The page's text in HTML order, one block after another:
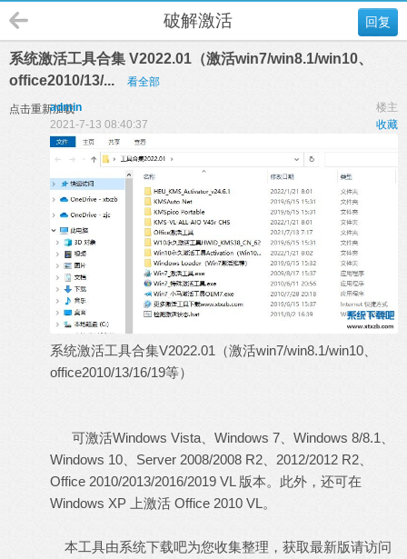
回复
破解激活
系统激活工具合集 V2022.01（激活win7/win8.1/win10、
office2010/13/...
看全部
点击重新加载 楼主
admin
收藏
2021-7-13 08:40:37
系统激活工具合集V2022.01（激活win7/win8.1/win10、
office2010/13/16/19等）
可激活Windows Vista、Windows 7、Windows 8/8.1、
Windows 10、Server 2008/2008 R2、2012/2012 R2、
Office 2010/2013/2016/2019 VL 版本。此外，还可在
Windows XP 上激活 Office 2010 VL。
本工具由系统下载吧为您收集整理，获取最新版请访问